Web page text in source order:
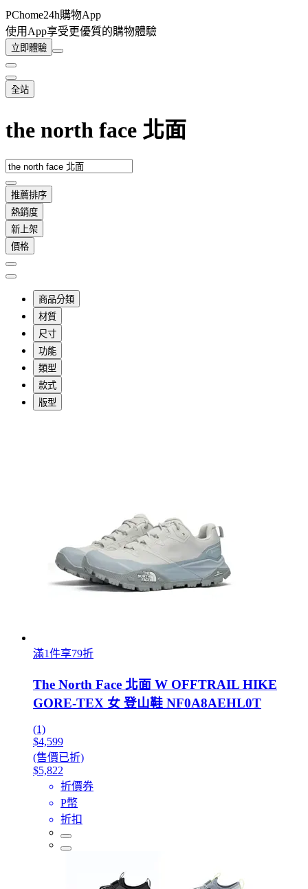
PChome24h購物App
使用App享受更優質的購物體驗
立即體驗
全站
the north face 北面
推薦排序
熱銷度
新上架
價格
商品分類
材質
尺寸
功能
類型
款式
版型
滿1件享79折
The North Face 北面 W OFFTRAIL HIKE
GORE-TEX 女 登山鞋 NF0A8AEHL0T
(1)
$4,599
(售價已折)
$5,822
折價券
P幣
折扣